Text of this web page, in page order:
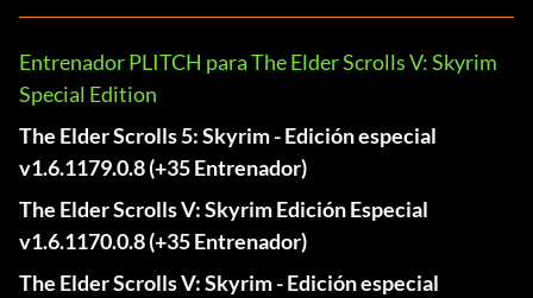
Entrenador PLITCH para The Elder Scrolls V: Skyrim
Special Edition
The Elder Scrolls 5: Skyrim - Edición especial
v1.6.1179.0.8 (+35 Entrenador)
The Elder Scrolls V: Skyrim Edición Especial
v1.6.1170.0.8 (+35 Entrenador)
The Elder Scrolls V: Skyrim - Edición especial